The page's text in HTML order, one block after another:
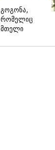
გოგონა,
რომელიც
მთელი
სახეს